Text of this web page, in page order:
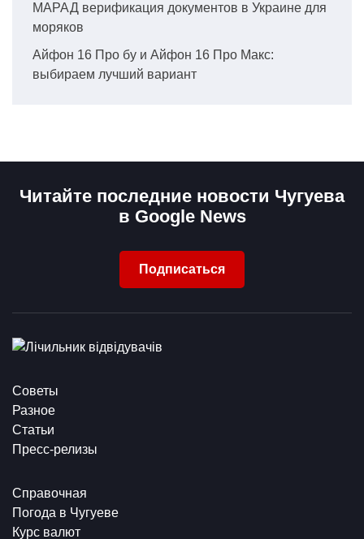
МАРАД верификация документов в Украине для
моряков
Айфон 16 Про бу и Айфон 16 Про Макс:
выбираем лучший вариант
Читайте последние новости Чугуева
в Google News
Подписаться
Советы
Разное
Статьи
Пресс-релизы
Справочная
Погода в Чугуеве
Курс валют